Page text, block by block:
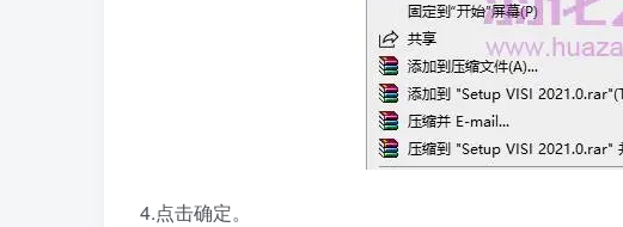
4.点击确定。